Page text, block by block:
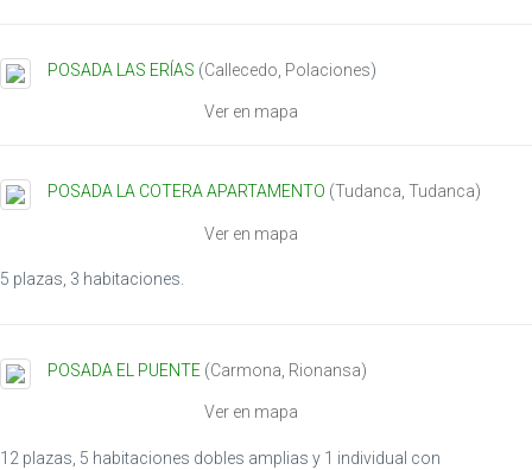
POSADA LAS ERÍAS (Callecedo Polaciones)
Ver en mapa
POSADA LA COTERA APARTAMENTO (Tudanca, Tudanca)
Ver en mapa
5 plazas, 3 habitaciones.
POSADA EL PUENTE (Carmona Rionansa)
Ver en mapa
12 plazas, 5 habitaciones dobles amplias y 1 individual con